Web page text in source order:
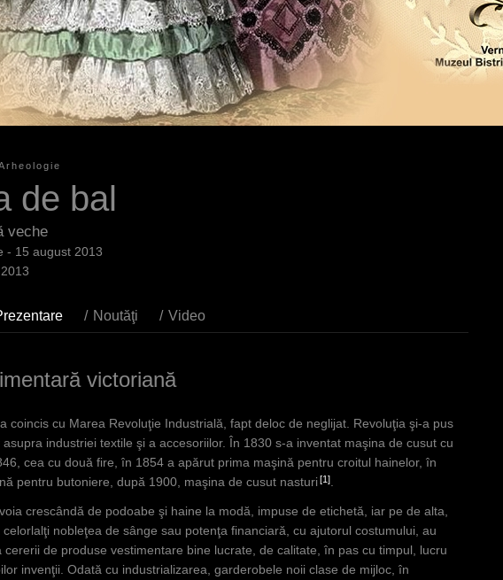
de bal
veche
- 15 august 2013
(aktiver Reiter)
Noutăţi Video
victoriană
coincis cu Marea Revoluţie Industrială, fapt deloc de neglijat. Revoluţia şi-a pus
industriei textile şi a accesoriilor. În 1830 s-a inventat maşina de cusut cu
cea cu două fire, în 1854 a apărut prima maşină pentru croitul hainelor, în
pentru butoniere, după 1900, maşina de cusut nasturi 1
crescândă de podoabe şi haine la modă, impuse de etichetă, iar pe de alta,
nobleţea de sânge sau potenţa financiară, cu ajutorul costumului, au
cererii de produse vestimentare bine lucrate, de calitate, în pas cu timpul, lucru
invenţii. Odată cu industrializarea, garderobele noii clase de mijloc, în